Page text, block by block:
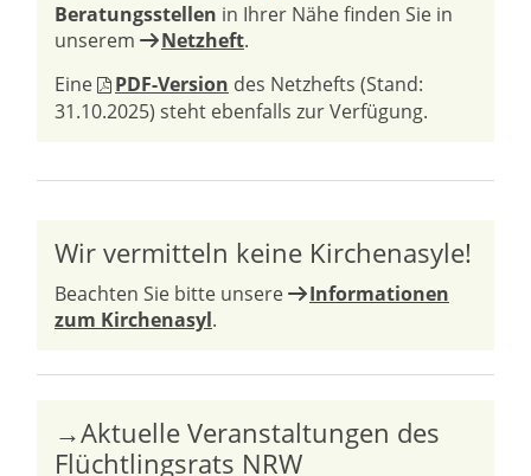
Beratungsstellen in Ihrer Nähe finden Sie in
unserem
Netzheft.
Eine
PDF-Version des Netzhefts (Stand:
31.10.2025) steht ebenfalls zur Verfügung.
Wir vermitteln keine Kirchenasyle!
Beachten Sie bitte unsere
Informationen
zum Kirchenasyl.
→Aktuelle Veranstaltungen des
Flüchtlingsrats NRW